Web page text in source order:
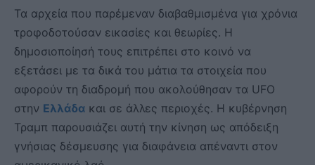
Τα αρχεία που παρέμεναν διαβαθμισμένα για χρόνια
τροφοδοτούσαν εικασίες και θεωρίες. Η
δημοσιοποίησή τους επιτρέπει στο κοινό να
εξετάσει με τα δικά του μάτια τα στοιχεία που
αφορούν τη διαδρομή που ακολούθησαν τα UFO
στην Ελλάδα και σε άλλες περιοχές. Η κυβέρνηση
Τραμπ παρουσιάζει αυτή την κίνηση ως απόδειξη
γνήσιας δέσμευσης για διαφάνεια απέναντι στον